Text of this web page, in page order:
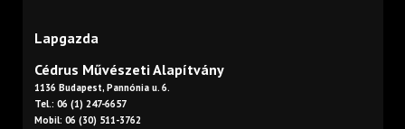
Lapgazda
Cédrus Művészeti Alapítvány
1136 Budapest, Pannónia u. 6.
Tel.: 06 (1) 247-6657
Mobil: 06 (30) 511-3762